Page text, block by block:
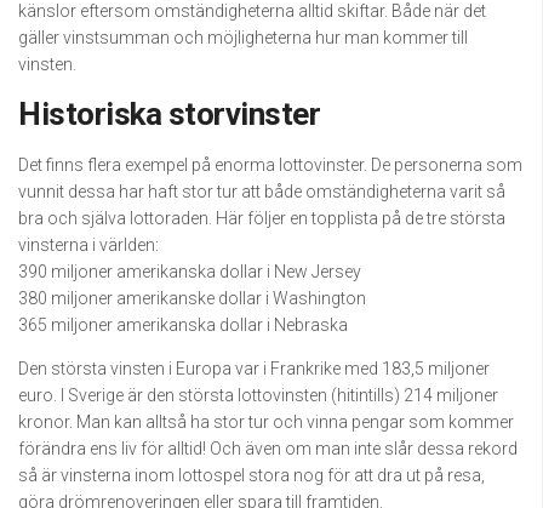
känslor eftersom omständigheterna alltid skiftar. Både när det
gäller vinstsumman och möjligheterna hur man kommer till
vinsten.
Historiska storvinster
Det finns flera exempel på enorma lottovinster. De personerna som
vunnit dessa har haft stor tur att både omständigheterna varit så
bra och själva lottoraden. Här följer en topplista på de tre största
vinsterna i världen:
390 miljoner amerikanska dollar i New Jersey
380 miljoner amerikanske dollar i Washington
365 miljoner amerikanska dollar i Nebraska
Den största vinsten i Europa var i Frankrike med 183,5 miljoner
euro. I Sverige är den största lottovinsten (hitintills) 214 miljoner
kronor. Man kan alltså ha stor tur och vinna pengar som kommer
förändra ens liv för alltid! Och även om man inte slår dessa rekord
så är vinsterna inom lottospel stora nog för att dra ut på resa,
göra drömrenoveringen eller spara till framtiden.